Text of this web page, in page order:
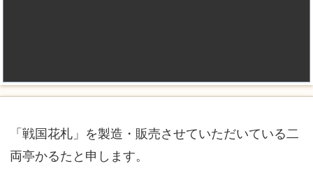
「戦国花札」を製造・販売させていただいている二
両亭かるたと申します。